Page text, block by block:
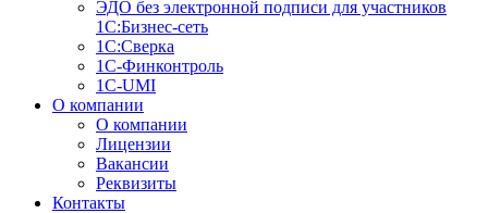
ЭДО без электронной подписи для участников
1С:Бизнес-сеть
1С:Сверка
1С-Финконтроль
1C-UMI
О компании
О компании
Лицензии
Вакансии
Реквизиты
Контакты